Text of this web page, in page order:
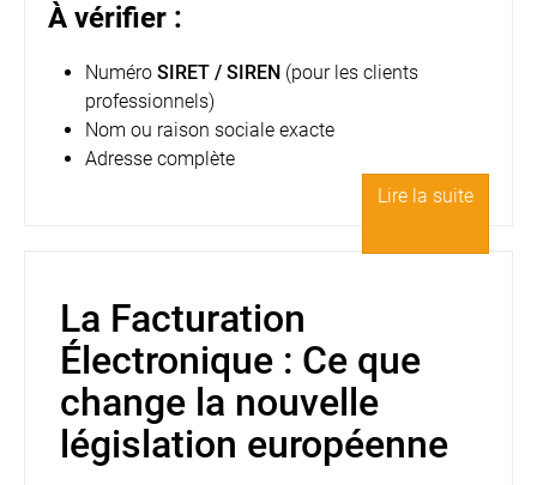
À vérifier :
Numéro SIRET / SIREN(pour les clients
professionnels)
Nom ou raison sociale exacte
Adresse complète
Lire la suite
La Facturation
Électronique : Ce que
change la nouvelle
législation européenne